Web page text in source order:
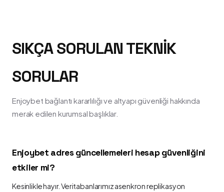
SIKÇA SORULAN TEKNIK
SORULAR
Enjoybet bağlantı kararlılığı ve altyapı güvenliği hakkında
merak edilen kurumsal başlıklar.
Enjoybet adres güncellemeleri hesap güvenliğini
etkiler mi?
Kesinlikle hayır. Veritabanlarımız asenkron replikasyon